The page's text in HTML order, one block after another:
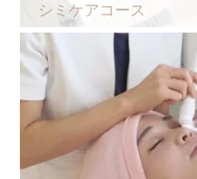
シミケアコース